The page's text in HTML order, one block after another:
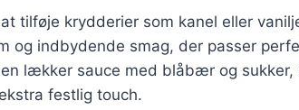
tilføje krydderier som kanel eller
og indbydende smag, der passer
lækker sauce med blåbær og
festlig touch.